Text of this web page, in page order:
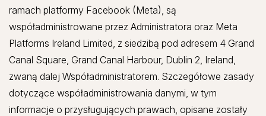
ramach platformy Facebook (Meta), są
współadministrowane przez Administratora oraz Meta
Platforms Ireland Limited, z siedzibą pod adresem 4 Grand
Canal Square, Grand Canal Harbour, Dublin 2, Ireland,
zwaną dalej Współadministratorem. Szczegółowe zasady
dotyczące współadministrowania danymi, w tym
informacje o przysługujących prawach, opisane zostały